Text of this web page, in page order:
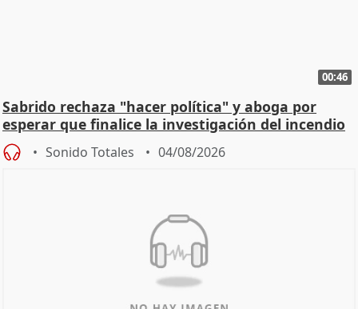
00:46
Sabrido rechaza "hacer política" y aboga por
esperar que finalice la investigación del incendio
Sonido Totales 04/08/2026